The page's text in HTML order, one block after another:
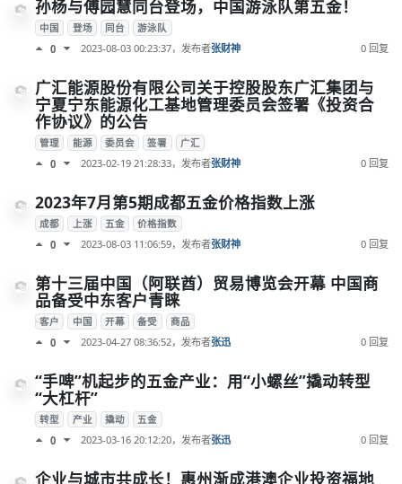
孙杨与傅园慧同台登场，中国游泳队第五金！
中国 登场 同台 游泳队
0 2023-08-03 00:23:37，发布者张财神 0 回复
广汇能源股份有限公司关于控股股东广汇集团与
宁夏宁东能源化工基地管理委员会签署《投资合
作协议》的公告
管理 能源 委员会 签署 广汇
0 2023-02-19 21:28:33，发布者张财神 0 回复
2023年7月第5期成都五金价格指数上涨
成都 上涨 五金 价格指数
0 2023-08-03 11:06:59，发布者张财神 0 回复
第十三届中国（阿联酋）贸易博览会开幕 中国商
品备受中东客户青睐
客户 中国 开幕 备受 商品
0 2023-04-27 08:36:52，发布者张迅 0 回复
“手啤”机起步的五金产业：用“小螺丝”撬动转型
“大杠杆”
转型 产业 撬动 五金
0 2023-03-16 20:12:20，发布者张迅 0 回复
企业与城市共成长！惠州渐成港澳企业投资福地